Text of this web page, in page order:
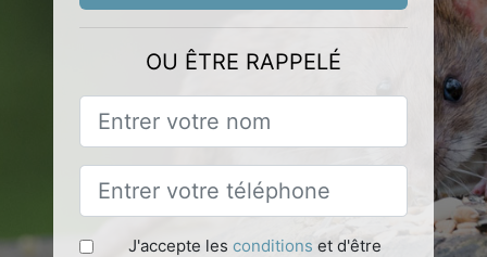
OU ÊTRE RAPPELÉ
J'accepte les conditions et d'être